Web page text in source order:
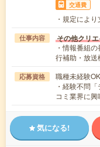
交通費
・規定によ
仕事内容 その他クリ
・情報番組
行補助・放
応募資格
職種未経験
・経験不問
コミ業界に
気になる!